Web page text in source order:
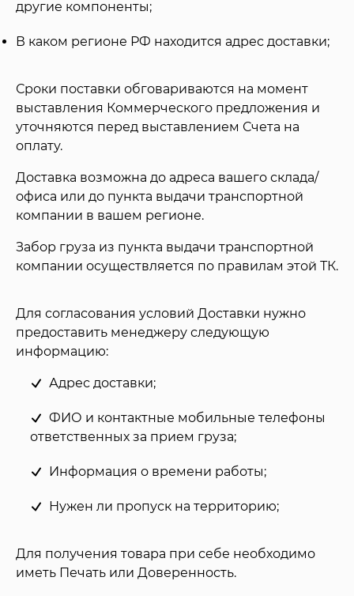
другие компоненты;
В каком регионе РФ находится адрес доставки;
Сроки поставки обговариваются на момент
выставления Коммерческого предложения и
уточняются перед выставлением Счета на
оплату.
Доставка возможна до адреса вашего склада/
офиса или до пункта выдачи транспортной
компании в вашем регионе.
Забор груза из пункта выдачи транспортной
компании осуществляется по правилам этой ТК.
Для согласования условий Доставки нужно
предоставить менеджеру следующую
информацию:
Адрес доставки;
ФИО и контактные мобильные телефоны
ответственных за прием груза;
Информация о времени работы;
Нужен ли пропуск на территорию;
Для получения товара при себе необходимо
иметь Печать или Доверенность.